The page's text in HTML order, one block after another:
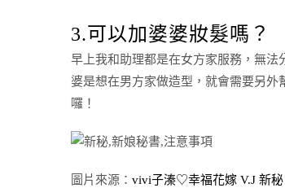
3.可以加婆婆妝髮嗎？
早上我和助理都是在女方家服務，無
婆是想在男方家做造型，就會需要另
囉！
圖片來源： vivi子溱♡幸福花嫁 V.J 新